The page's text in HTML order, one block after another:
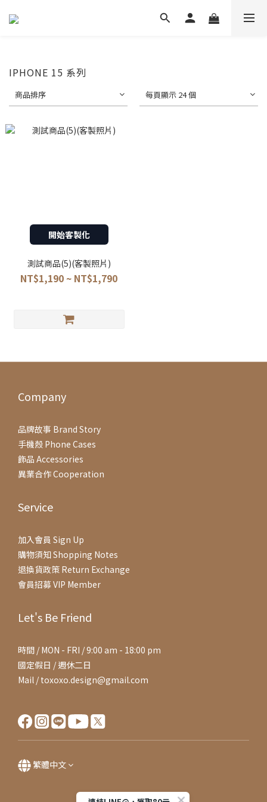
IPHONE 15 系列
商品排序 每頁顯示 24 個
開始客製化
測試商品(5)(客製照片)
NT$1,190 ~ NT$1,790
Company
品牌故事 Brand Story
手機殼 Phone Cases
飾品 Accessories
異業合作 Cooperation
Service
加入會員 Sign Up
購物須知 Shopping Notes
退換貨政策 Return Exchange
會員招募 VIP Member
Let's Be Friend
時間 / MON - FRI / 9:00 am - 18:00 pm
國定假日 / 週休二日
Mail / toxoxo.design@gmail.com
繁體中文